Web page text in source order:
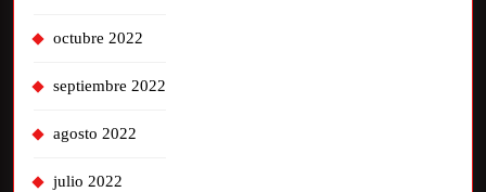
octubre 2022
septiembre 2022
agosto 2022
julio 2022